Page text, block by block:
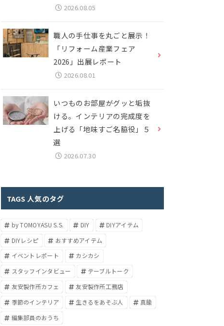
2026.08.05
職人の手仕事を丸ごと展示！
「リフォーム産業フェア
2026」出展レポート
2026.08.01
いつものお部屋がグッと垢抜
ける。インテリアの完成度を
上げる「地味すご名脇役」５
選
2026.07.30
TAGS 人気のタグ
by TOMOYASU S.S. DIY
DIYアイテム
DIYレシピ
おすすめアイテム
イベントレポート
カシカシ
スタッフインタビュー
テーブルトーク
友安製作所カフェ
友安製作所工務店
季節のインテリア
生きるをあそぶ人
真鍮
編集部員のおうち